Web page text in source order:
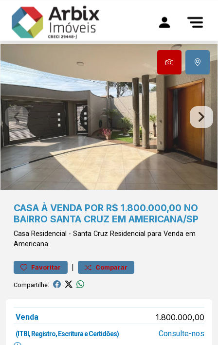
CASA À VENDA POR R$ 1.800.000,00 NO
BAIRRO SANTA CRUZ EM AMERICANA/SP
Casa Residencial - Santa Cruz Residencial para Venda em
Americana
Favoritar | Comparar
Compartilhe:
Venda 1.800.000,00
(ITBI, Registro, Escritura e Certidões) Consulte-nos